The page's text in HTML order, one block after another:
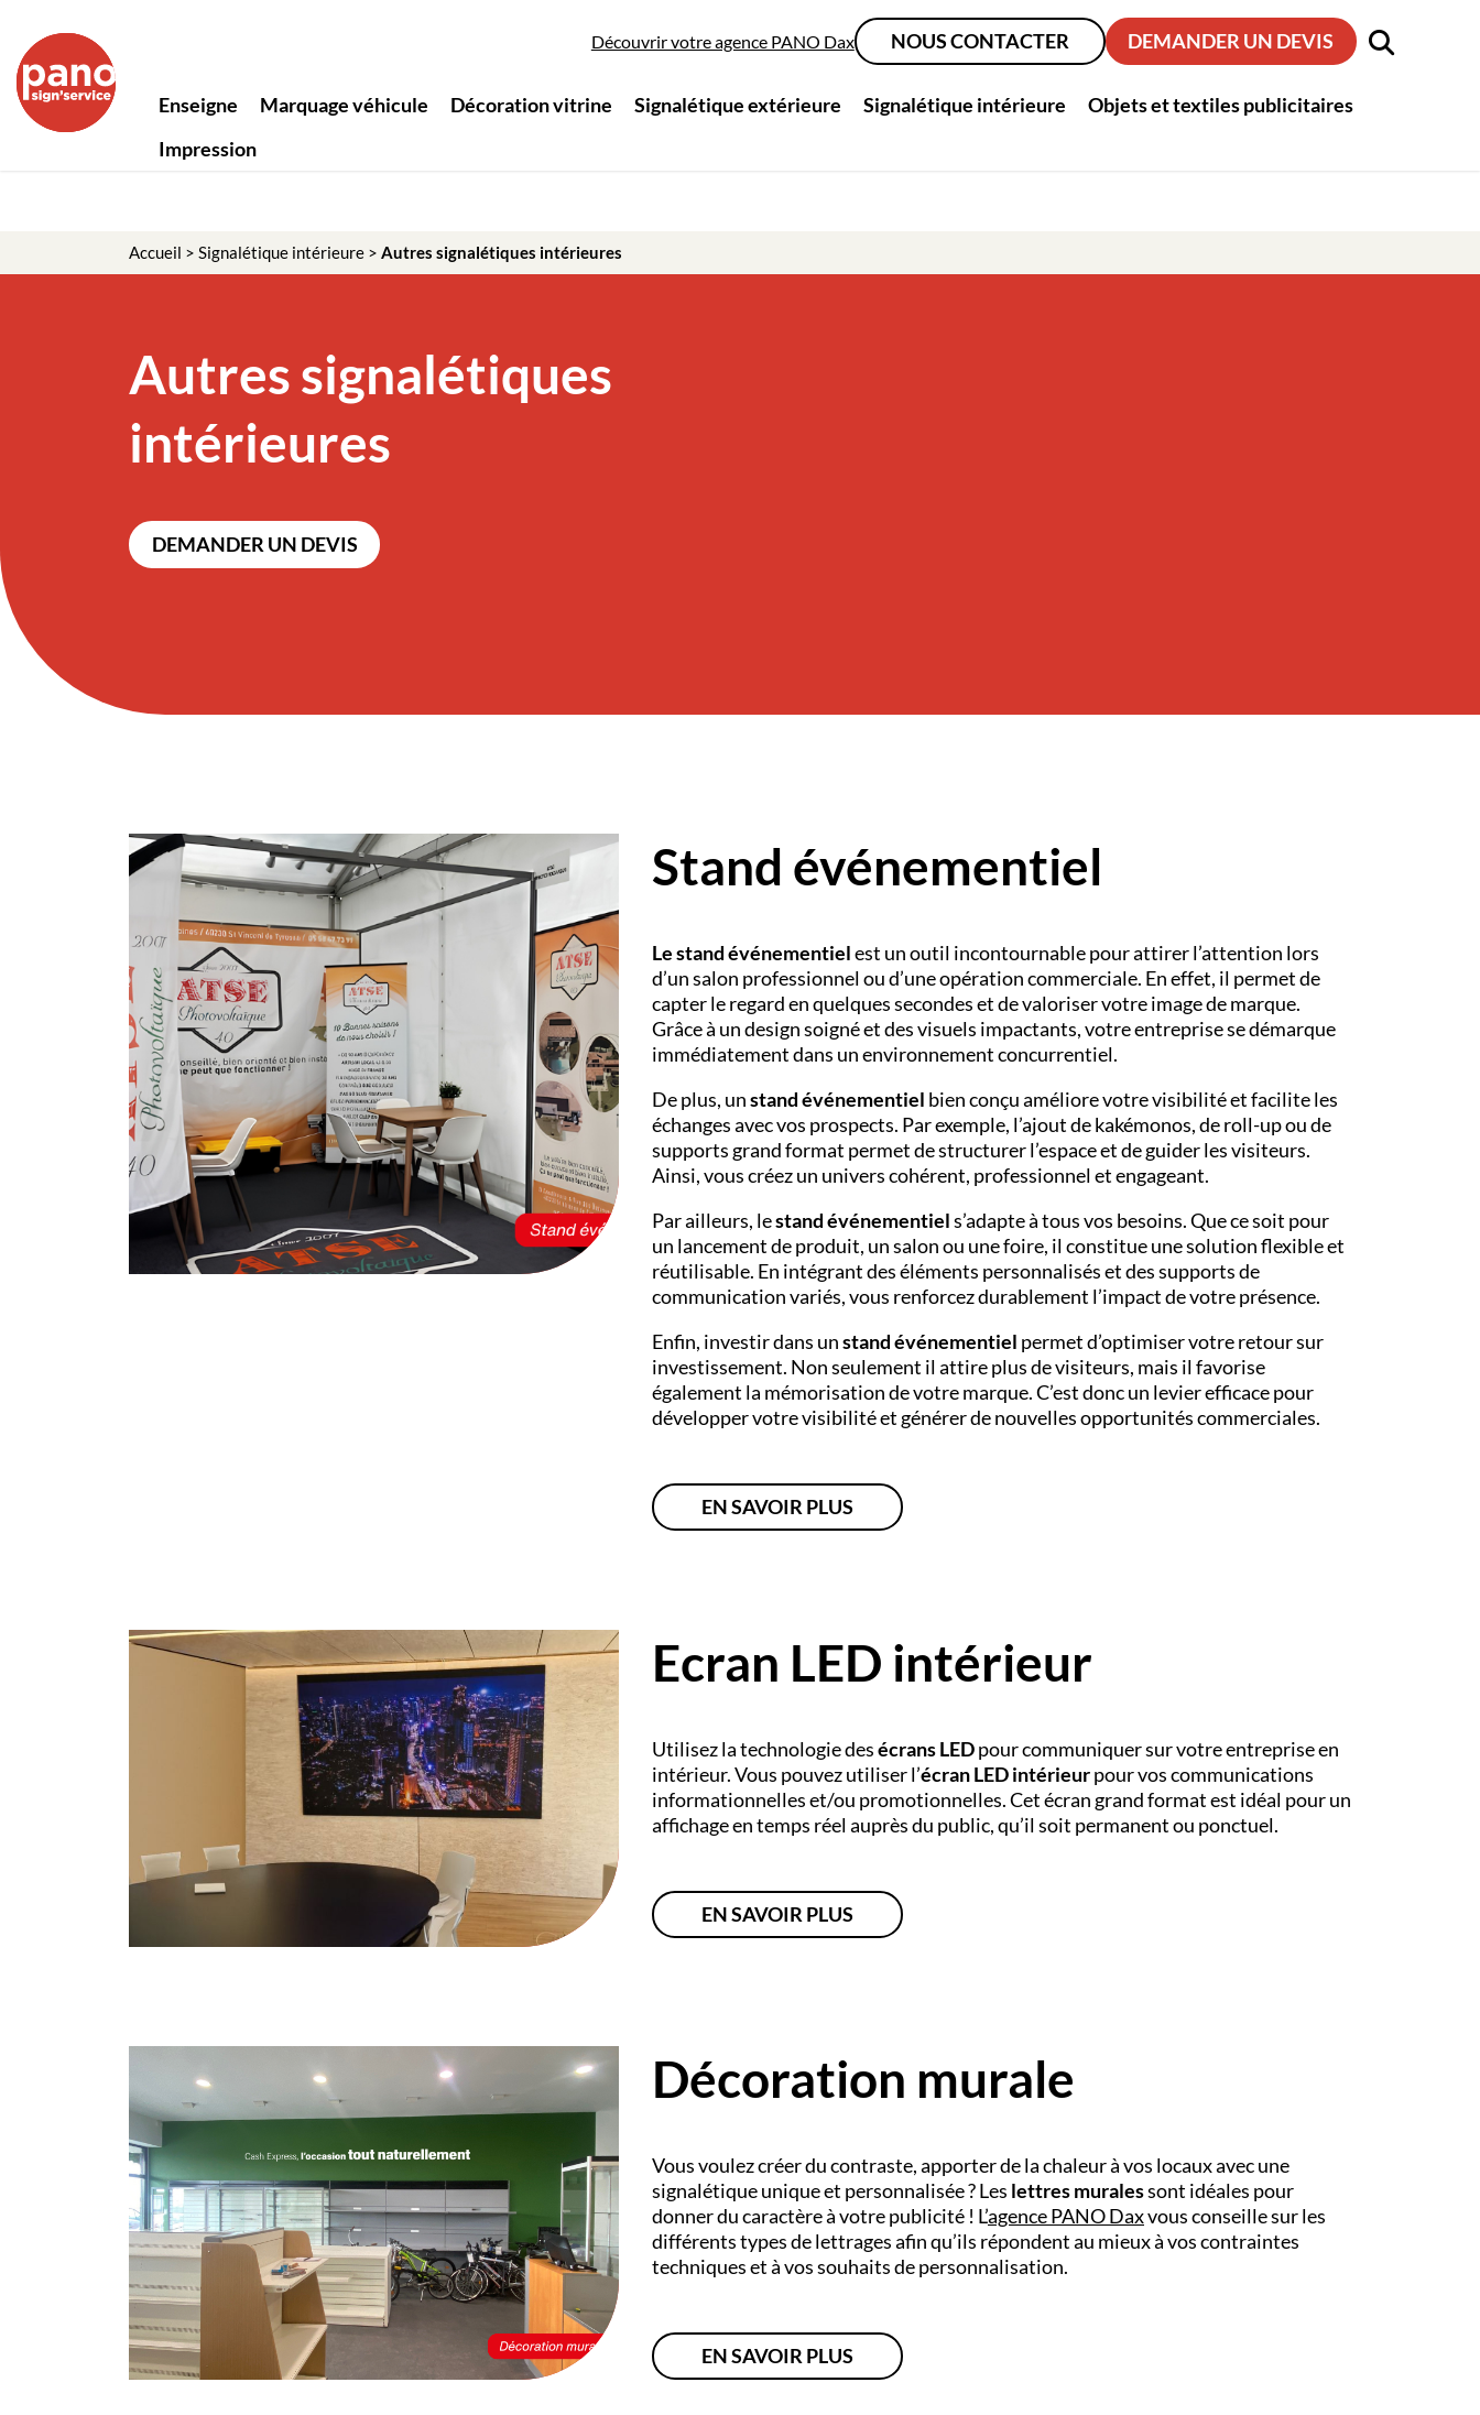
Enseigne Marquage véhicule Décoration vitrine Signalétique extérieure Signalétique intérieure
Objets et textiles publicitaires
Impression
Découvrir votre agence PANO Dax NOUS CONTACTER DEMANDER UN DEVIS
Accueil > Signalétique intérieure > Autres signalétiques intérieures
Autres signalétiques
intérieures
DEMANDER UN DEVIS
Stand événementiel
Le stand événementielest un outil incontournable pour attirer l’attention lors
d’un salon professionnel ou d’une opération commerciale. En effet, il permet de
capter le regard en quelques secondes et de valoriser votre image de marque.
Grâce à un design soigné et des visuels impactants, votre entreprise se démarque
immédiatement dans un environnement concurrentiel.
De plus, unstand événementiel bien conçu améliore votre visibilité et facilite les
échanges avec vos prospects. Par exemple, l’ajout de kakémonos, de roll-up ou de
supports grand format permet de structurer l’espace et de guider les visiteurs.
Ainsi, vous créez un univers cohérent, professionnel et engageant.
Par ailleurs, lestand événementiels’adapte à tous vos besoins. Que ce soit pour
un lancement de produit, un salon ou une foire, il constitue une solution flexible et
réutilisable. En intégrant des éléments personnalisés et des supports de
communication variés, vous renforcez durablement l’impact de votre présence.
Enfin, investir dans unstand événementiel permet d’optimiser votre retour sur
investissement. Non seulement il attire plus de visiteurs, mais il favorise
également la mémorisation de votre marque. C’est donc un levier efficace pour
développer votre visibilité et générer de nouvelles opportunités commerciales.
EN SAVOIR PLUS
Ecran LED intérieur
Utilisez la technologie desécrans LEDpour communiquer sur votre entreprise en
intérieur. Vous pouvez utiliser l’écran LED intérieurpour vos communications
informationnelles et/ou promotionnelles. Cet écran grand format est idéal pour un
affichage en temps réel auprès du public, qu’il soit permanent ou ponctuel.
EN SAVOIR PLUS
Décoration murale
Vous voulez créer du contraste, apporter de la chaleur à vos locaux avec une
signalétique unique et personnalisée ? Les lettres muralessont idéales pour
donner du caractère à votre publicité ! L’agence PANODaxvous conseille sur les
différents types de lettrages afin qu’ils répondent au mieux à vos contraintes
techniques et à vos souhaits de personnalisation.
EN SAVOIR PLUS